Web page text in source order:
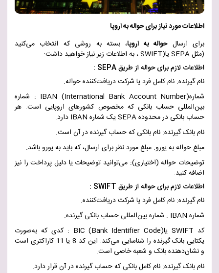
اطلاعات مورد نیاز برای حواله به اروپا
برای ارسالحواله به اروپا، بسته به روشی که انتخاب می‌کنید
(مثلSEPAیاSWIFT)، به اطلاعات زیر نیاز خواهید داشت:
اطلاعات لازم برای حواله از طریقSEPA
:
نام گیرنده: نام کامل فرد یا شرکت دریافت‌کننده حواله.
شمارهIBAN (International Bank Account Number)
: شماره
بین‌المللی حساب بانکی که مخصوص کشورهای اروپایی است. هر
حساب بانکی در محدودهSEPAیک شماره IBAN دارد.
نام بانک گیرنده: نام بانکی که حساب گیرنده در آن است.
مبلغ حواله به یورو: مبلغ مورد نظر برای ارسال، که باید به یورو باشد.
توضیحات حواله (اختیاری): می‌توانید توضیحات یا دلیل پرداخت را نیز
اضافه کنید.
اطلاعات لازم برای حواله از طریق SWIFT
:
نام گیرنده: نام کامل فرد یا شرکت دریافت‌کننده.
شماره IBAN
: شماره بین‌المللی حساب بانکی گیرنده.
کد SWIFT یاBIC (Bank Identifier Code)
: کدی که به‌صورت
یکتایی بانک گیرنده را شناسایی می‌کند. این کد 8 یا 11 کاراکتری است
و نشان‌دهنده بانک و شعبه خاصی است.
نام بانک گیرنده: نام کامل بانکی که حساب گیرنده در آن قرار دارد.